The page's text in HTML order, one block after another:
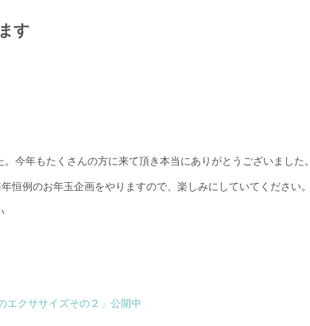
す
今年もたくさんの方に来て頂き本当にありがとうございました。
恒例のお年玉企画をやりますので、楽しみにしていてください。
エクササイズその２」公開中